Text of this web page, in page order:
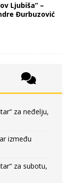
Ljubiša” –
Đurbuzović
za neđelju,
između
za subotu,